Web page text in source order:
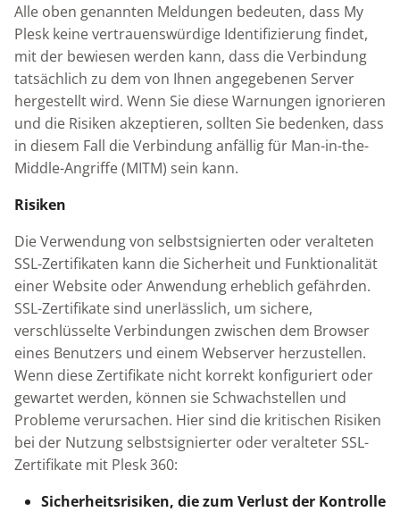
Alle oben genannten Meldungen bedeuten, dass My
Plesk keine vertrauenswürdige Identifizierung findet,
mit der bewiesen werden kann, dass die Verbindung
tatsächlich zu dem von Ihnen angegebenen Server
hergestellt wird. Wenn Sie diese Warnungen ignorieren
und die Risiken akzeptieren, sollten Sie bedenken, dass
in diesem Fall die Verbindung anfällig für Man-in-the-
Middle-Angriffe (MITM) sein kann.
Risiken
Die Verwendung von selbstsignierten oder veralteten
SSL-Zertifikaten kann die Sicherheit und Funktionalität
einer Website oder Anwendung erheblich gefährden.
SSL-Zertifikate sind unerlässlich, um sichere,
verschlüsselte Verbindungen zwischen dem Browser
eines Benutzers und einem Webserver herzustellen.
Wenn diese Zertifikate nicht korrekt konfiguriert oder
gewartet werden, können sie Schwachstellen und
Probleme verursachen. Hier sind die kritischen Risiken
bei der Nutzung selbstsignierter oder veralteter SSL-
Zertifikate mit Plesk 360:
Sicherheitsrisiken, die zum Verlust der Kontrolle